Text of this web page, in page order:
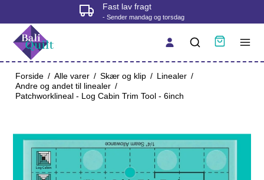
Fast lav fragt
- Sender mandag og torsdag
Forside / Alle varer / Skær og klip / Linealer /
Andre og andet til linealer /
Patchworklineal - Log Cabin Trim Tool - 6inch